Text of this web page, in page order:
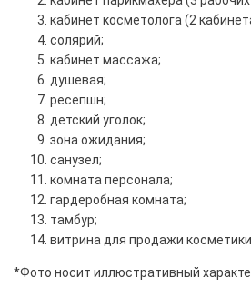
кабинет косметолога (2
солярий;
кабинет массажа;
душевая;
ресепшн;
детский уголок;
зона ожидания;
санузел;
комната персонала;
гардеробная комната;
тамбур;
витрина для продажи
*Фото носит иллюстративный